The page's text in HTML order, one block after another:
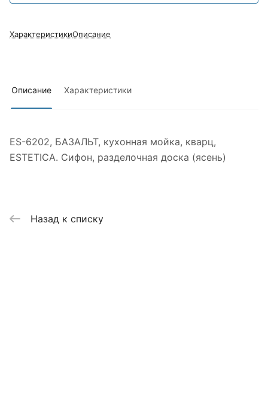
ХарактеристикиОписание
Описание Характеристики
ES-6202, БАЗАЛЬТ, кухонная мойка, кварц,
ESTETICA. Сифон, разделочная доска (ясень)
Назад к списку